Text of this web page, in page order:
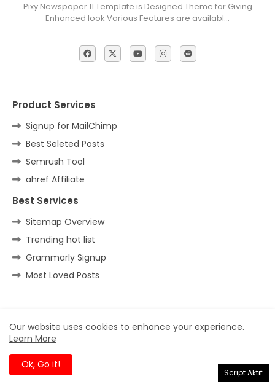
Pixy Newspaper 11 Template is Designed Theme for Giving
Enhanced look Various Features are availabl…
Product Services
Signup for MailChimp
Best Seleted Posts
Semrush Tool
ahref Affiliate
Best Services
Sitemap Overview
Trending hot list
Grammarly Signup
Most Loved Posts
Home Contact us Privacy Policy
Our website uses cookies to enhance your experience.
Learn More
Ok, Go it!
Script Aktif